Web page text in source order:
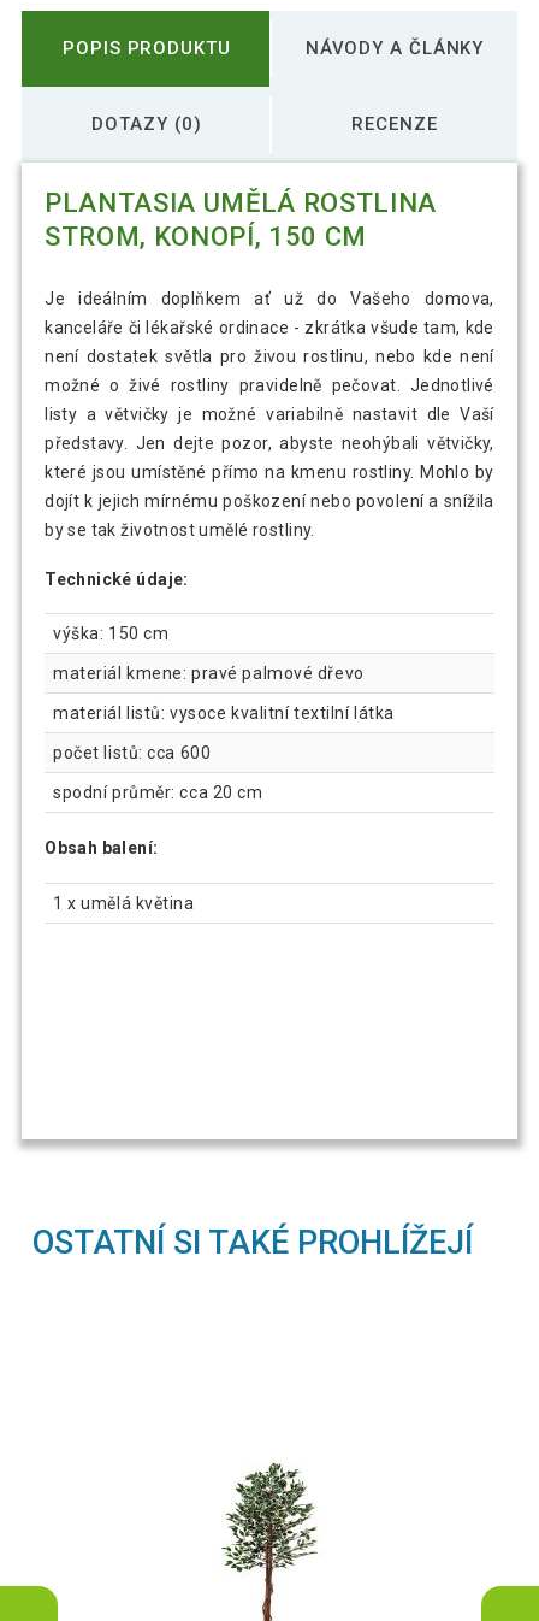
POPIS PRODUKTU NÁVODY A ČLÁNKY
DOTAZY (0) RECENZE
PLANTASIA UMĚLÁ ROSTLINA
STROM, KONOPÍ, 150 CM
Je ideálním doplňkem ať už do Vašeho domova,
kanceláře či lékařské ordinace - zkrátka všude tam, kde
není dostatek světla pro živou rostlinu, nebo kde není
možné o živé rostliny pravidelně pečovat. Jednotlivé
listy a větvičky je možné variabilně nastavit dle Vaší
představy. Jen dejte pozor, abyste neohýbali větvičky,
které jsou umístěné přímo na kmenu rostliny. Mohlo by
dojít k jejich mírnému poškození nebo povolení a snížila
by se tak životnost umělé rostliny.
Technické údaje:
výška: 150 cm
materiál kmene: pravé palmové dřevo
materiál listů: vysoce kvalitní textilní látka
počet listů: cca 600
spodní průměr: cca 20 cm
Obsah balení:
1 x umělá květina
OSTATNÍ SI TAKÉ PROHLÍŽEJÍ